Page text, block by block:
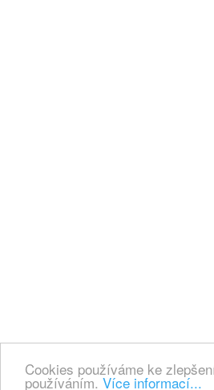
Cookies používáme ke
používáním. Více informací...